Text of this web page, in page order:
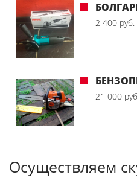
2 400 руб.
21 000
Осуществляем